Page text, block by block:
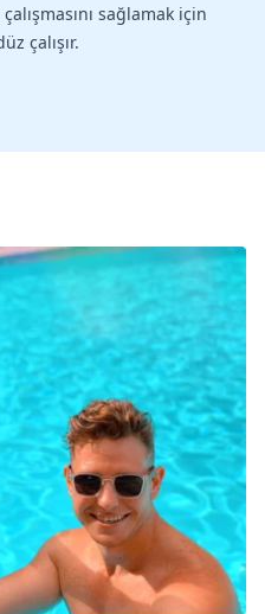
sağlamak için
çalışır.